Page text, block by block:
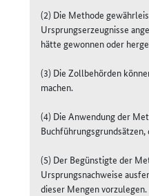
(2) Die Methode
Ursprungserzeugnisse
hätte gewonnen oder
(3) Die Zollbehörden
machen.
(4) Die Anwendung der
(5) Der Begünstigte der
Ursprungsnachweise
dieser Mengen vorzulegen.